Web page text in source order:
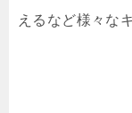
えるなど様々な